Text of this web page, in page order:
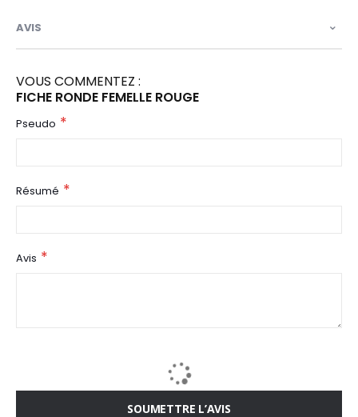
AVIS
VOUS COMMENTEZ :
FICHE RONDE FEMELLE ROUGE
Pseudo
Résumé
Avis
SOUMETTRE L’AVIS